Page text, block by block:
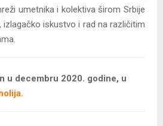
umetnika i kolektiva širom Srbije
izlagačko iskustvo i rad na različitim
u decembru 2020. godine, u